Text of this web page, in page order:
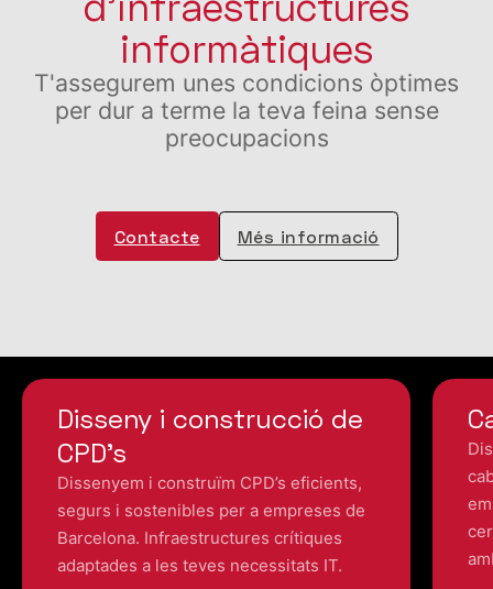
informàtiques
T'assegurem unes condicions òptimes
per dur a terme la teva feina sense
preocupacions
Contacte Més informació
Disseny i construcció de
CPD’s
Dissenyem i construïm CPD’s eficients,
segurs i sostenibles per a empreses de
Barcelona. Infraestructures crítiques
adaptades a les teves necessitats IT.